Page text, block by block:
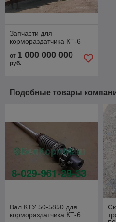
Запчасти для
кормораздатчика КТ-6
от 1 000 000 000
руб.
Подобные товары
Вал КТУ 50-5850 для
кормораздатчика КТ-6